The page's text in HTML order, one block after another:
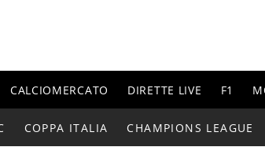
CALCIOMERCATO DIRETTE LIVE F1
COPPA ITALIA CHAMPIONS LEAGUE